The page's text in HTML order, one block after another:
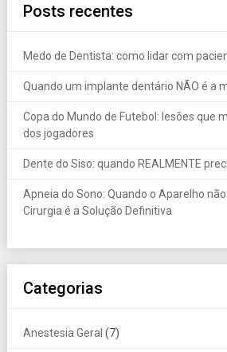
Posts recentes
Medo de Dentista: como lidar com
Quando um implante dentário NÃO é a
Copa do Mundo de Futebol: lesões que
dos jogadores
Dente do Siso: quando REALMENTE
Apneia do Sono: Quando o Aparelho
Cirurgia é a Solução Definitiva
Categorias
Anestesia Geral (7)